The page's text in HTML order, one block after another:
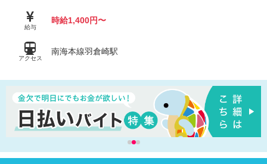
給与
時給1,400円〜
アクセス
南海本線羽倉崎駅